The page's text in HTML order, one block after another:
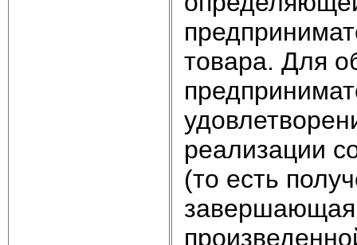
товара. Для
реализации
(то есть
завершающая